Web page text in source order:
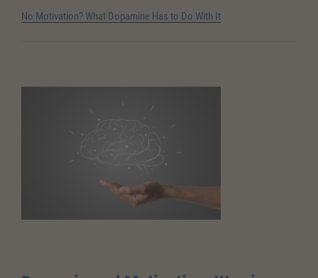
No Motivation? What Dopamine Has to Do With It